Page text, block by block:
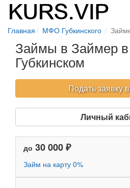
Главная МФО Губкинского
Займы в Займер в
Губкинском
Подать заявку
Личный
до 30 000 ₽
Займ на карту 0%